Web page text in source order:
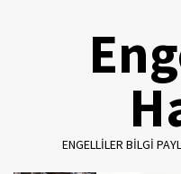
ENGELLILER BILGI